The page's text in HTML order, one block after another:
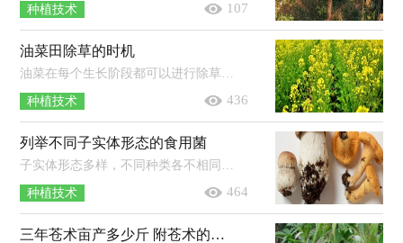
种植技术 107
油菜田除草的时机
种植技术 436
列举不同子实体形态的食用菌
种植技术 464
三年苍术亩产多少斤 附苍术的种植方法